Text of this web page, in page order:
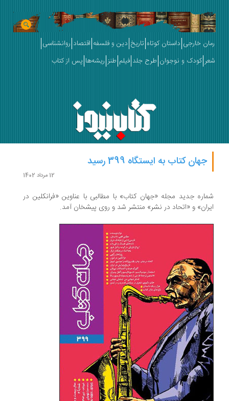
رمان خارجی داستان کوتاه تاریخ دین و فلسفه اقتصاد روانشناسی
شعر کودک و نوجوان طرح جلد فیلم طنز ریشه‌ها پس از کتاب
جهان کتاب به ایستگاه 399 رسید
12 مرداد 1402
شماره جدید مجله «جهان کتاب» با مطالبی با عناوین «فرانکلین در
ایران» و «اتحاد در نشر» منتشر شد و روی پیشخان آمد.